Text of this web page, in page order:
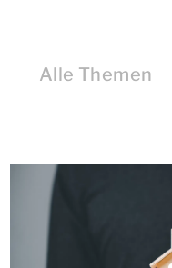
Alle Themen